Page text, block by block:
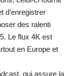
d’enregistrer
des ralenti
Le flux 4K est
en Europe et
qui assure la